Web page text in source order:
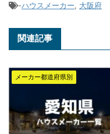
-ハウスメーカー, 大阪府
関連記事
メーカー都道府県別